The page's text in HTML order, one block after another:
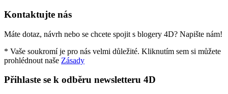
Kontaktujte nás
Máte dotaz, návrh nebo se chcete spojit s blogery 4D? Napište nám!
* Vaše soukromí je pro nás velmi důležité. Kliknutím sem si můžete
prohlédnout naše Zásady
Přihlaste se k odběru newsletteru 4D